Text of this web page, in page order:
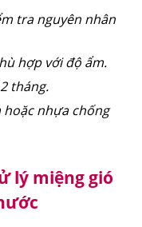
tra nguyên nhân
hợp với độ ẩm.
tháng.
nhựa chống
lý miệng gió